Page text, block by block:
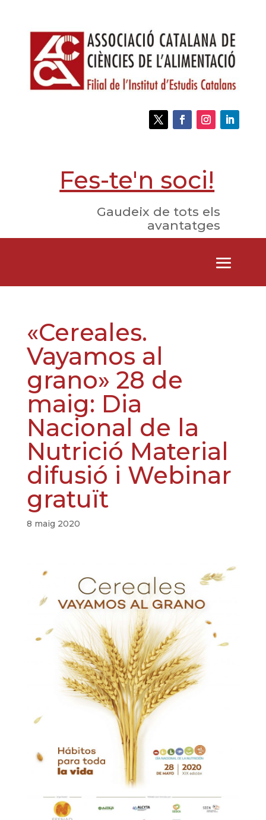
Fes-te'n soci!
Gaudeix de tots els
avantatges
«Cereales.
Vayamos al
grano» 28 de
maig: Dia
Nacional de la
Nutrició Material
difusió i Webinar
gratuït
8 maig 2020